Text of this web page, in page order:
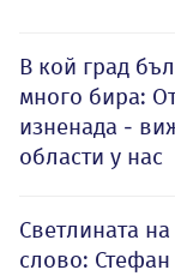
В кой град
много бира:
изненада -
области у нас
Светлината
слово: